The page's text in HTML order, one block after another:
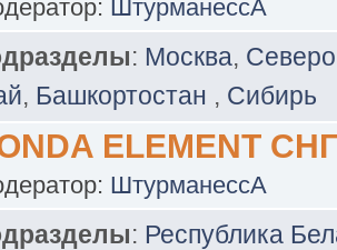
ШтурманессА
: Москва,
, Башкортостан , Сибирь
ELEMENT
ШтурманессА
: Республика